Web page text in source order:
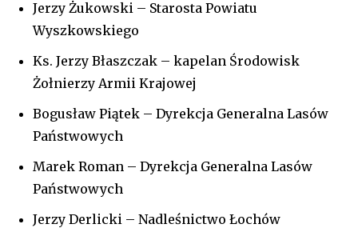
Jerzy Żukowski – Starosta Powiatu
Wyszkowskiego
Ks. Jerzy Błaszczak – kapelan Środowisk
Żołnierzy Armii Krajowej
Bogusław Piątek – Dyrekcja Generalna Lasów
Państwowych
Marek Roman – Dyrekcja Generalna Lasów
Państwowych
Jerzy Derlicki – Nadleśnictwo Łochów